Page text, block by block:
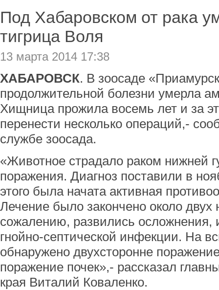
Под Хабаровском от рака
тигрица Воля
13 марта 2014 17:38
ХАБАРОВСК. В зоосаде
продолжительной болезни умерла
Хищница прожила восемь лет и за
перенести несколько операций,-
службе зоосада.
«Животное страдало раком нижней
поражения. Диагноз поставили в
этого была начата активная
Лечение было закончено около двух
сожалению, развились осложнения,
гнойно-септической инфекции. На
обнаружено двухсторонне
поражение почек»,- рассказал
края Виталий Коваленко.